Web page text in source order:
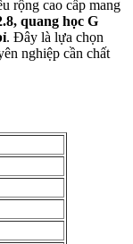
rộng cao cấp mang
quang học G
. Đây là lựa chọn
nghiệp cần chất